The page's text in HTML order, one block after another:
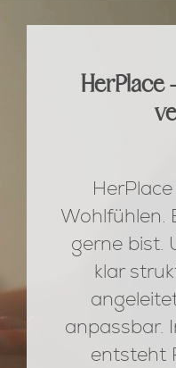
HerPlace
Wohlfühlen.
gerne bist.
klar
anpassbar.
entsteht